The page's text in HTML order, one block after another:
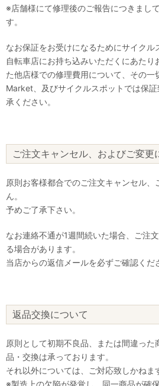
※店舗様にて修理後のご報告につきまし
す。
なお保証をお受けになるためにサイクル
自転車店にお持ち込みいただくにあたり
た他店様での修理費用について、その一
Market、及びサイクルスポットでは保
承ください。
ご注文キャンセル、およびご変更
原則お客様都合でのご注文キャンセル、
ん。
予めご了承下さい。
なお連絡不通が1週間続いた場合、ご注
る場合があります。
当店からの返信メールを必ずご確認くだ
返品交換について
原則として初期不良品、または間違った
品・交換は承っております。
それ以外については、ご対応致しかねま
※製造上の欠陥が発覚し、同一商品が確